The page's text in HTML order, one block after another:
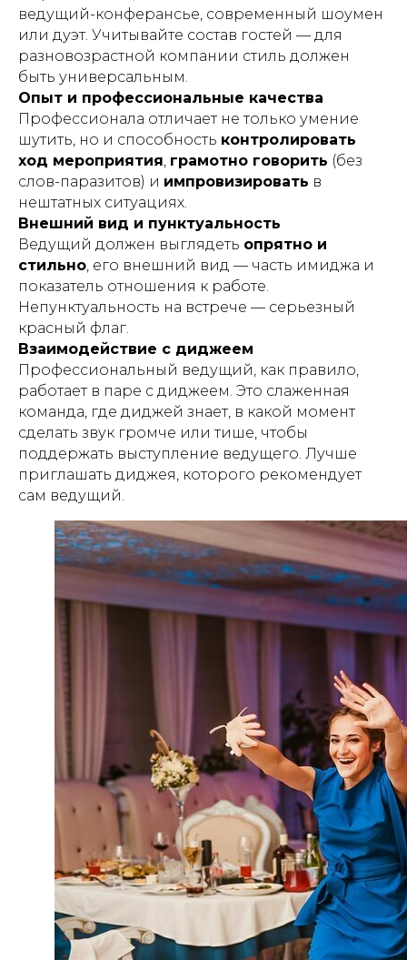
ведущий-конферансье, современный шоумен
или дуэт. Учитывайте состав гостей — для
разновозрастной компании стиль должен
быть универсальным.
Опыт и профессиональные качества
Профессионала отличает не только умение
шутить, но и способность контролировать
ход мероприятия, грамотно говорить (без
слов-паразитов) и импровизировать в
нештатных ситуациях.
Внешний вид и пунктуальность
Ведущий должен выглядеть опрятно и
стильно, его внешний вид — часть имиджа и
показатель отношения к работе.
Непунктуальность на встрече — серьезный
красный флаг.
Взаимодействие с диджеем
Профессиональный ведущий, как правило,
работает в паре с диджеем. Это слаженная
команда, где диджей знает, в какой момент
сделать звук громче или тише, чтобы
поддержать выступление ведущего. Лучше
приглашать диджея, которого рекомендует
сам ведущий.